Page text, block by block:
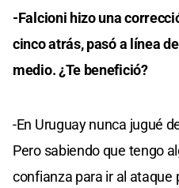
-Falcioni hizo una
cinco atrás, pasó a línea
medio. ¿Te benefició?
-En Uruguay nunca jugué
Pero sabiendo que tengo
confianza para ir al ataque